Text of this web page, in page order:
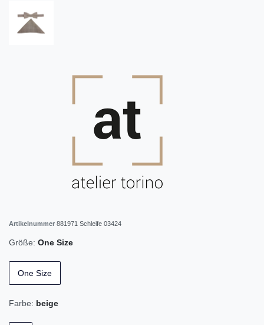
Artikelnummer 881971 Schleife 03424
Größe: One Size
One Size
Farbe: beige